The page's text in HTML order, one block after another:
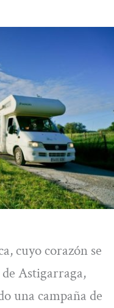
cuyo corazón se
Astigarraga,
una campaña de